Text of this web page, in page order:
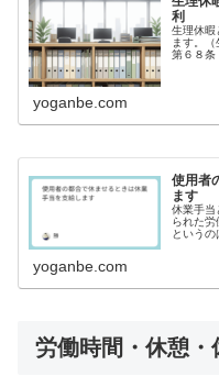
利
生理休暇
ます。
第６８条
yoganbe.com
使用者
ます
休業手当
られた
という
yoganbe.com
労働時間・休憩・